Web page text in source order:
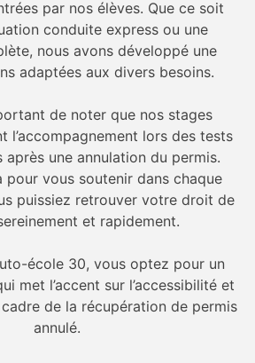
par nos élèves. Que ce soit
conduite express ou une
nous avons développé une
adaptées aux divers besoins.
de noter que nos stages
l’accompagnement lors des tests
après une annulation du permis.
pour vous soutenir dans chaque
puissiez retrouver votre droit de
et rapidement.
école 30, vous optez pour un
met l’accent sur l’accessibilité et
de la récupération de permis
annulé.